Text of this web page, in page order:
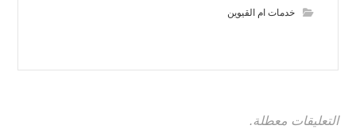
خدمات ام القيوين
التعليقات معطلة.